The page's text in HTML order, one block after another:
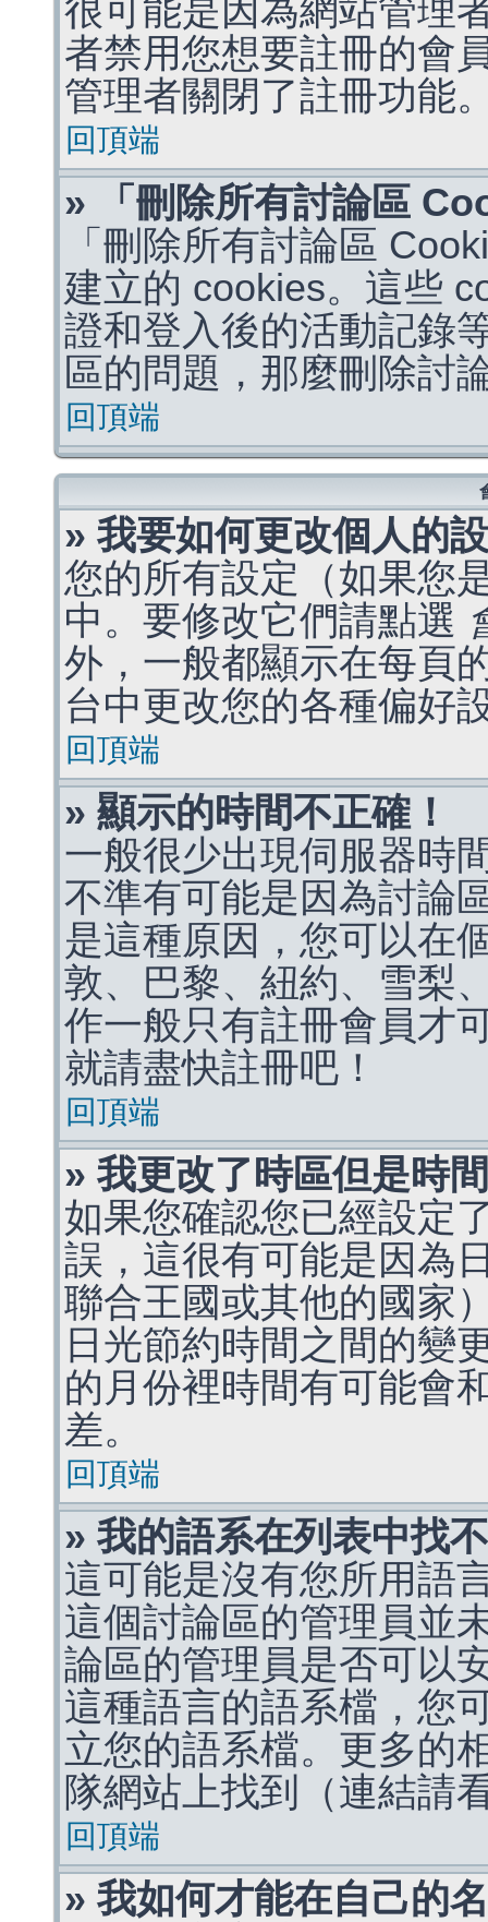
很可能是因為網站管理
者禁用您想要註冊的會
管理者關閉了註冊功能
回頂端
» 「刪除所有討論區
「刪除所有討論區
建立的 cookies。這些
證和登入後的活動記錄
區的問題，那麼刪除討
回頂端
» 我要如何更改個人的
您的所有設定（如果您
中。要修改它們請點選
外，一般都顯示在每頁
台中更改您的各種偏好
回頂端
» 顯示的時間不正確！
一般很少出現伺服器時
不準有可能是因為討論
是這種原因，您可以在
敦、巴黎、紐約、雪梨
作一般只有註冊會員才
就請盡快註冊吧！
回頂端
» 我更改了時區但是時
如果您確認您已經設定
誤，這很有可能是因為
聯合王國或其他的國家
日光節約時間之間的變
的月份裡時間有可能會
差。
回頂端
» 我的語系在列表中找
這可能是沒有您所用語
這個討論區的管理員並
論區的管理員是否可以
這種語言的語系檔，您
立您的語系檔。更多的
隊網站上找到（連結請
回頂端
» 我如何才能在自己的